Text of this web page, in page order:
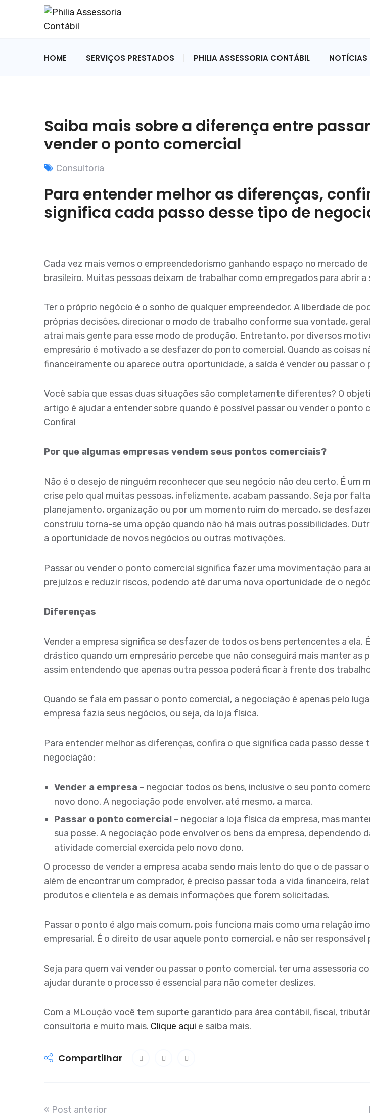
HOME SERVIÇOS PRESTADOS PHILIA ASSESSORIA CONTÁBIL NOTÍCIAS
Saiba mais sobre a diferença entre
vender o ponto comercial
Consultoria
Para entender melhor as diferenças,
significa cada passo desse tipo de
Cada vez mais vemos o empreendedorismo ganhando espaço no mercado
brasileiro. Muitas pessoas deixam de trabalhar como empregados para abrir a
Ter o próprio negócio é o sonho de qualquer empreendedor. A liberdade de
próprias decisões, direcionar o modo de trabalho conforme sua vontade,
atrai mais gente para esse modo de produção. Entretanto, por diversos
empresário é motivado a se desfazer do ponto comercial. Quando as coisas
financeiramente ou aparece outra oportunidade, a saída é vender ou passar o
Você sabia que essas duas situações são completamente diferentes? O
artigo é ajudar a entender sobre quando é possível passar ou vender o ponto
Confira!
Por que algumas empresas vendem seus pontos comerciais?
Não é o desejo de ninguém reconhecer que seu negócio não deu certo. É um
crise pelo qual muitas pessoas, infelizmente, acabam passando. Seja por
planejamento, organização ou por um momento ruim do mercado, se
construiu torna-se uma opção quando não há mais outras possibilidades.
a oportunidade de novos negócios ou outras motivações.
Passar ou vender o ponto comercial significa fazer uma movimentação para
prejuízos e reduzir riscos, podendo até dar uma nova oportunidade de o
Diferenças
Vender a empresa significa se desfazer de todos os bens pertencentes a ela.
drástico quando um empresário percebe que não conseguirá mais manter as
assim entendendo que apenas outra pessoa poderá ficar à frente dos
Quando se fala em passar o ponto comercial, a negociação é apenas pelo
empresa fazia seus negócios, ou seja, da loja física.
Para entender melhor as diferenças, confira o que significa cada passo desse
negociação:
Vender a empresa – negociar todos os bens, inclusive o seu ponto
novo dono. A negociação pode envolver, até mesmo, a marca.
Passar o ponto comercial – negociar a loja física da empresa, mas
sua posse. A negociação pode envolver os bens da empresa, dependendo
atividade comercial exercida pelo novo dono.
O processo de vender a empresa acaba sendo mais lento do que o de passar
além de encontrar um comprador, é preciso passar toda a vida financeira,
produtos e clientela e as demais informações que forem solicitadas.
Passar o ponto é algo mais comum, pois funciona mais como uma relação
empresarial. É o direito de usar aquele ponto comercial, e não ser responsável
Seja para quem vai vender ou passar o ponto comercial, ter uma assessoria
ajudar durante o processo é essencial para não cometer deslizes.
Com a MLoução você tem suporte garantido para área contábil, fiscal,
consultoria e muito mais. Clique aqui e saiba mais.
Compartilhar
« Post anterior